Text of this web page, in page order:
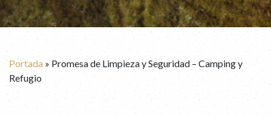
Portada » Promesa de Limpieza y Seguridad – Camping y
Refugio